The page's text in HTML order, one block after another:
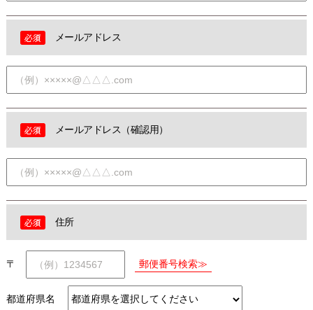
メールアドレス
メールアドレス（確認用）
住所
〒
都道府県名